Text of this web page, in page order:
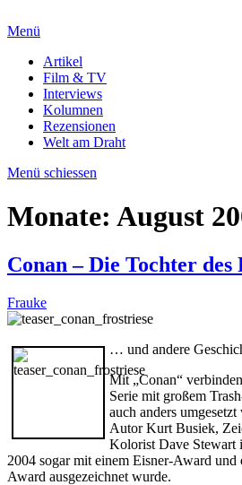
Menü
Artikel
Film & TV
Interviews
Kolumnen
Rezensionen
Welt am Draht
Menü schiessen
Monate: August
Conan – Die Tochter
Frauke
… und andere
Mit „Conan“
Serie mit großem
auch anders
Autor Kurt Busiek,
Kolorist Dave Stewart
2004 sogar mit einem Eisner-Award und
Award ausgezeichnet wurde.